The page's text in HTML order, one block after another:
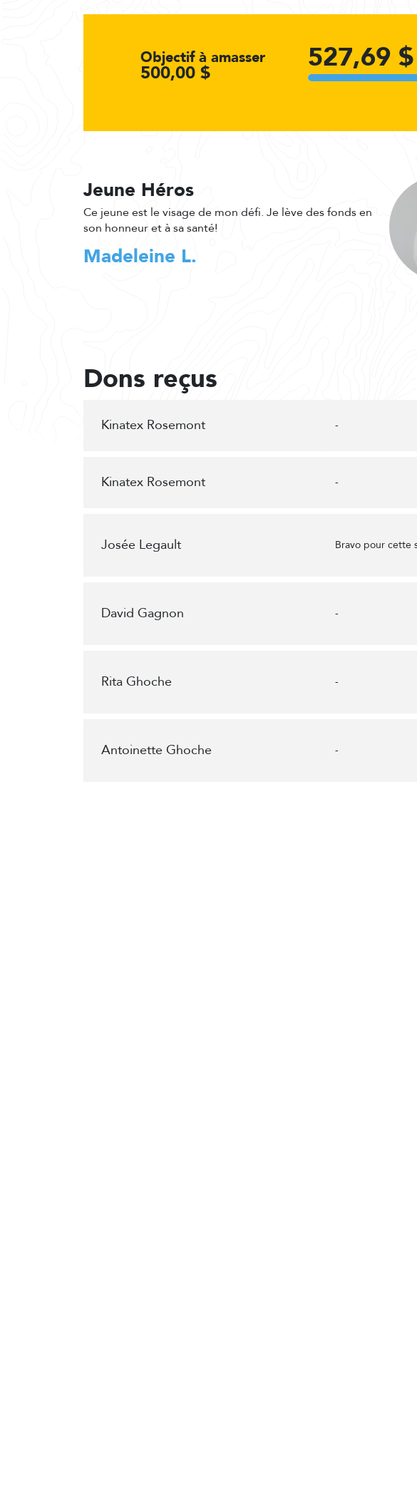
Objectif à amasser
500,00 $ 527,69 $
Jeune Héros
Ce jeune est le visage de mon défi. Je lève des fonds en
son honneur et à sa santé!
Madeleine L.
Dons reçus
Kinatex Rosemont -
Kinatex Rosemont -
Josée Legault Bravo pour cette
David Gagnon -
Rita Ghoche -
Antoinette Ghoche -